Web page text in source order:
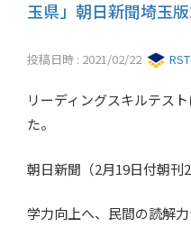
玉県」朝日新聞埼玉版
投稿日時 : 2021/02/22
リーディングスキルテス
た。
朝日新聞（2月19日付朝刊
学力向上へ、民間の読解